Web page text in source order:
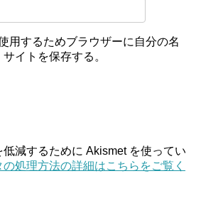
用するためブラウザーに自分の名
イトを保存する。
減するために Akismet を使ってい
処理方法の詳細はこちらをご覧く